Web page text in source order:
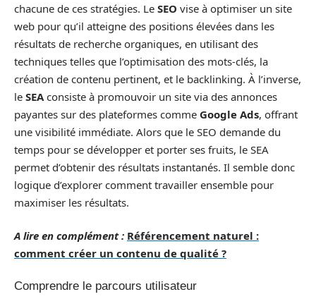
chacune de ces stratégies. Le SEO vise à optimiser un site
web pour qu’il atteigne des positions élevées dans les
résultats de recherche organiques, en utilisant des
techniques telles que l’optimisation des mots-clés, la
création de contenu pertinent, et le backlinking. À l’inverse,
le SEA consiste à promouvoir un site via des annonces
payantes sur des plateformes comme Google Ads, offrant
une visibilité immédiate. Alors que le SEO demande du
temps pour se développer et porter ses fruits, le SEA
permet d’obtenir des résultats instantanés. Il semble donc
logique d’explorer comment travailler ensemble pour
maximiser les résultats.
A lire en complément : Référencement naturel :
comment créer un contenu de qualité ?
Comprendre le parcours utilisateur